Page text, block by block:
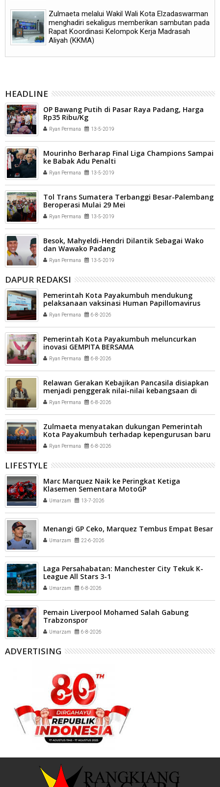
Zulmaeta melalui Wakil Wali Kota Elzadaswarman
menghadiri sekaligus memberikan sambutan pada
Rapat Koordinasi Kelompok Kerja Madrasah
Aliyah (KKMA)
HEADLINE
OP Bawang Putih di Pasar Raya Padang, Harga
Rp35 Ribu/Kg
Ryan Permana 13-5-2019
Mourinho Berharap Final Liga Champions Sampai
ke Babak Adu Penalti
Ryan Permana 13-5-2019
Tol Trans Sumatera Terbanggi Besar-Palembang
Beroperasi Mulai 29 Mei
Ryan Permana 13-5-2019
Besok, Mahyeldi-Hendri Dilantik Sebagai Wako
dan Wawako Padang
Ryan Permana 13-5-2019
DAPUR REDAKSI
Pemerintah Kota Payakumbuh mendukung
pelaksanaan vaksinasi Human Papillomavirus
(HPV) bagi aparatur sipil negara (ASN) dan
masyarakat
Ryan Permana 6-8-2026
Pemerintah Kota Payakumbuh meluncurkan
inovasi GEMPITA BERSAMA
Ryan Permana 6-8-2026
Relawan Gerakan Kebajikan Pancasila disiapkan
menjadi penggerak nilai-nilai kebangsaan di
tengah masyarakat Kota Payakumbuh
Ryan Permana 6-8-2026
Zulmaeta menyatakan dukungan Pemerintah
Kota Payakumbuh terhadap kepengurusan baru
Komite Olahraga Nasional Indonesia (KONI) Kota
Payakumbuh
Ryan Permana 6-8-2026
LIFESTYLE
Marc Marquez Naik ke Peringkat Ketiga
Klasemen Sementara MotoGP
Umarzam 13-7-2026
Menangi GP Ceko, Marquez Tembus Empat Besar
Umarzam 22-6-2026
Laga Persahabatan: Manchester City Tekuk K-
League All Stars 3-1
Umarzam 6-8-2026
Pemain Liverpool Mohamed Salah Gabung
Trabzonspor
Umarzam 6-8-2026
ADVERTISING